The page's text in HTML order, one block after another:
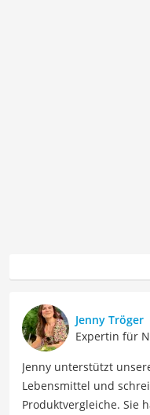
Jenny Tröger
Expertin für
Jenny unterstützt
Lebensmittel und
Produktvergleiche. Sie